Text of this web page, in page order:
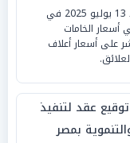
تباينت أسعار الأعلاف اليوم الأحد 13 يوليو 2025 في
الخامات
على أسعار أعلاف
توقيع عقد لتنفيذ
بمصر